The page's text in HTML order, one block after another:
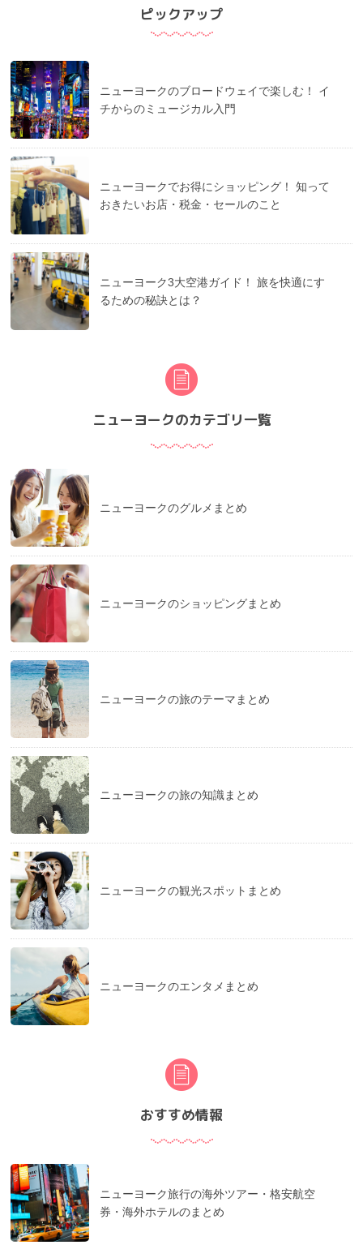
ピックアップ
ニューヨークのブロードウェイで楽しむ！ イ
チからのミュージカル入門
ニューヨークでお得にショッピング！ 知って
おきたいお店・税金・セールのこと
ニューヨーク3大空港ガイド！ 旅を快適にす
るための秘訣とは？
ニューヨークのカテゴリ一覧
ニューヨークのグルメまとめ
ニューヨークのショッピングまとめ
ニューヨークの旅のテーマまとめ
ニューヨークの旅の知識まとめ
ニューヨークの観光スポットまとめ
ニューヨークのエンタメまとめ
おすすめ情報
ニューヨーク旅行の海外ツアー・格安航空
券・海外ホテルのまとめ